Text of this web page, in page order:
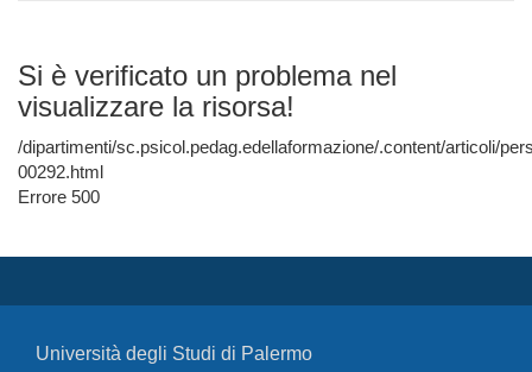
Si è verificato un problema nel
visualizzare la risorsa!
/dipartimenti/sc.psicol.pedag.edellaformazione/.content/articoli/
00292.html
Errore 500
Università degli Studi di Palermo